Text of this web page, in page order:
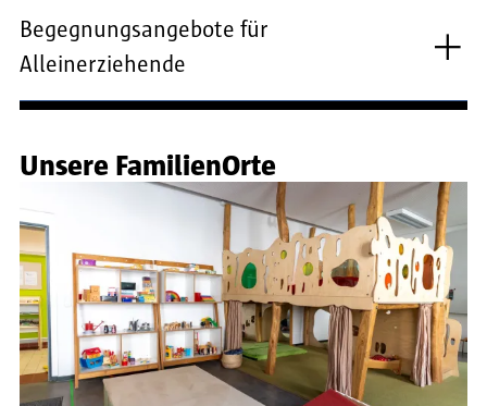
Begegnungsangebote für
Alleinerziehende
Unsere FamilienOrte